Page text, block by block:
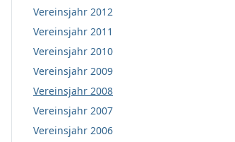
Vereinsjahr 2012
Vereinsjahr 2011
Vereinsjahr 2010
Vereinsjahr 2009
Vereinsjahr 2008
Vereinsjahr 2007
Vereinsjahr 2006